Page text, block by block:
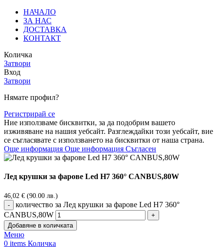
НАЧАЛО
ЗА НАС
ДОСТАВКА
КОНТАКТ
Количка
Затвори
Вход
Затвори
Нямате профил?
Регистрирай се
Ние използваме бисквитки, за да подобрим вашето
изживяване на нашия уебсайт. Разглеждайки този уебсайт, вие
се съгласявате с използването на бисквитки от наша страна.
Още информация Още информация Съгласен
Лед крушки за фарове Led H7 360° CANBUS,80W
46,02 € (90.00 лв.)
количество за Лед крушки за фарове Led H7 360°
CANBUS,80W
Добавяне в количката
Меню
0 items Количка